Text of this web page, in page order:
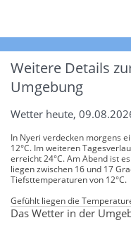
Weitere Details
Umgebung
Wetter heute,
In Nyeri verdecken morgens
12°C. Im weiteren
erreicht 24°C. Am Abend ist
liegen zwischen 16 und 17
Tiefsttemperaturen von 12°C.
Gefühlt liegen die
Das Wetter in der